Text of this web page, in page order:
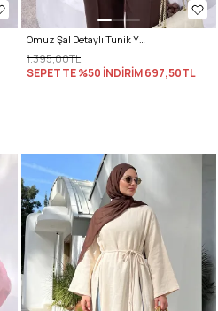
Omuz Şal Detaylı Tunik Y0156 - AÇIK HAKİ
1.395,00TL
SEPETTE %50 İNDİRİM697,50TL